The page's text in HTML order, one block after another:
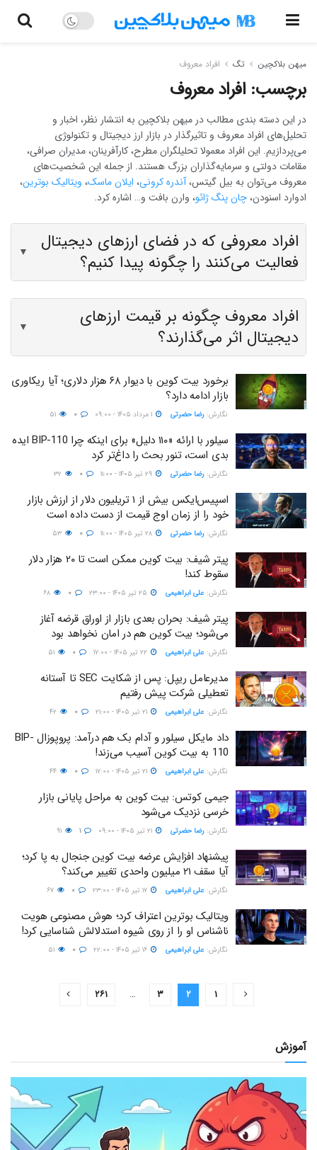
میهن بلاکچین تگ افراد معروف
برچسب: افراد معروف
در این دسته ‌بندی مطالب در میهن بلاکچین به انتشار نظر، اخبار و
تحلیل‌های افراد معروف و تاثیرگذار در بازار ارز دیجیتال و تکنولوژی
می‌پردازیم. این افراد معمولا تحلیلگران مطرح، کارآفرینان، مدیران صرافی،
مقامات دولتی و سرمایه‌گذاران بزرگ هستند. از جمله این شخصیت‌های
معروف می‌توان به بیل گیتس،آندره کرونی، ایلان ماسک، ویتالیک بوترین،
ادوارد اسنودن،چان پنگ ژائو، وارن بافت و… اشاره کرد.
افراد معروفی که در فضای ارزهای دیجیتال
فعالیت می‌کنند را چگونه پیدا کنیم؟
▼
افراد معروف چگونه بر قیمت ارزهای
دیجیتال اثر می‌گذارند؟
▼
برخورد بیت کوین با دیوار ۶۸ هزار دلاری؛ آیا ریکاوری
بازار ادامه دارد؟
نگارش:‌ رضا حضرتی
سیلور با ارائه «۱۱۰ دلیل» برای اینکه چرا BIP-110 ایده
بدی است، تنور بحث را داغ‌تر کرد
نگارش:‌ رضا حضرتی
اسپیس‌ایکس بیش از ۱ تریلیون دلار از ارزش بازار
خود را از زمان اوج قیمت از دست داده است
نگارش:‌ رضا حضرتی
پیتر شیف: بیت کوین ممکن است تا ۲۰ هزار دلار
سقوط کند!
نگارش:‌ علی ابراهیمی
پیتر شیف: بحران بعدی بازار از اوراق قرضه آغاز
می‌شود؛ بیت کوین هم در امان نخواهد بود
نگارش:‌ علی ابراهیمی
مدیرعامل ریپل: پس از شکایت SEC تا آستانه
تعطیلی شرکت پیش رفتیم
نگارش:‌ علی ابراهیمی
داد مایکل سیلور و آدام بک هم درآمد: پروپوزال BIP-
110 به بیت کوین آسیب می‌زند!
نگارش:‌ علی ابراهیمی
جیمی کوتس:‌ بیت کوین به مراحل پایانی بازار
خرسی نزدیک می‌شود
نگارش:‌ رضا حضرتی ۱
پیشنهاد افزایش عرضه بیت کوین جنجال به پا کرد؛
آیا سقف ۲۱ میلیون واحدی تغییر می‌کند؟
نگارش:‌ علی ابراهیمی
ویتالیک بوترین اعتراف کرد؛ هوش مصنوعی هویت
ناشناس او را از روی شیوه استدلالش شناسایی کرد!
نگارش:‌ علی ابراهیمی
۱ ۲ ۳ … ۲۶۱
آموزش